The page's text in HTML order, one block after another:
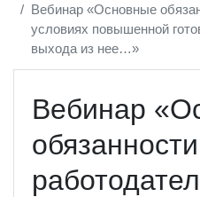
Вебинар «Основные
условиях повышенной
выхода из нее…»
Вебинар
обязанности